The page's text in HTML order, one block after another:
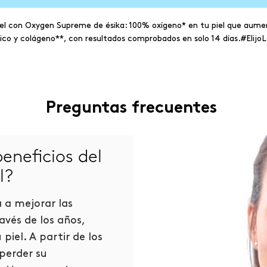
con Oxygen Supreme de ésika: 100% oxígeno* en tu piel que
y colágeno**, con resultados comprobados en solo 14
Preguntas frecuentes
del
a mejorar las
de los años,
A partir de los
su
¿Por qué
lo mejor
Porque es una
poderosa fusión